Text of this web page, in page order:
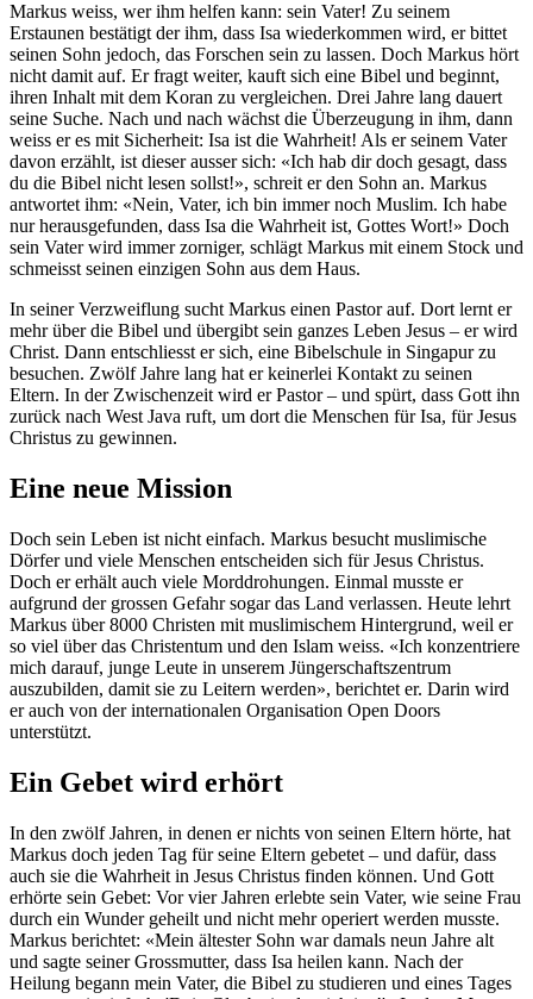
Markus weiss, wer ihm helfen kann: sein Vater! Zu seinem
Erstaunen bestätigt der ihm, dass Isa wiederkommen wird, er bittet
seinen Sohn jedoch, das Forschen sein zu lassen. Doch Markus hört
nicht damit auf. Er fragt weiter, kauft sich eine Bibel und beginnt,
ihren Inhalt mit dem Koran zu vergleichen. Drei Jahre lang dauert
seine Suche. Nach und nach wächst die Überzeugung in ihm, dann
weiss er es mit Sicherheit: Isa ist die Wahrheit! Als er seinem Vater
davon erzählt, ist dieser ausser sich: «Ich hab dir doch gesagt, dass
du die Bibel nicht lesen sollst!», schreit er den Sohn an. Markus
antwortet ihm: «Nein, Vater, ich bin immer noch Muslim. Ich habe
nur herausgefunden, dass Isa die Wahrheit ist, Gottes Wort!» Doch
sein Vater wird immer zorniger, schlägt Markus mit einem Stock und
schmeisst seinen einzigen Sohn aus dem Haus.
In seiner Verzweiflung sucht Markus einen Pastor auf. Dort lernt er
mehr über die Bibel und übergibt sein ganzes Leben Jesus – er wird
Christ. Dann entschliesst er sich, eine Bibelschule in Singapur zu
besuchen. Zwölf Jahre lang hat er keinerlei Kontakt zu seinen
Eltern. In der Zwischenzeit wird er Pastor – und spürt, dass Gott ihn
zurück nach West Java ruft, um dort die Menschen für Isa, für Jesus
Christus zu gewinnen.
Eine neue Mission
Doch sein Leben ist nicht einfach. Markus besucht muslimische
Dörfer und viele Menschen entscheiden sich für Jesus Christus.
Doch er erhält auch viele Morddrohungen. Einmal musste er
aufgrund der grossen Gefahr sogar das Land verlassen. Heute lehrt
Markus über 8000 Christen mit muslimischem Hintergrund, weil er
so viel über das Christentum und den Islam weiss. «Ich konzentriere
mich darauf, junge Leute in unserem Jüngerschaftszentrum
auszubilden, damit sie zu Leitern werden», berichtet er. Darin wird
er auch von der internationalen Organisation Open Doors
unterstützt.
Ein Gebet wird erhört
In den zwölf Jahren, in denen er nichts von seinen Eltern hörte, hat
Markus doch jeden Tag für seine Eltern gebetet – und dafür, dass
auch sie die Wahrheit in Jesus Christus finden können. Und Gott
erhörte sein Gebet: Vor vier Jahren erlebte sein Vater, wie seine Frau
durch ein Wunder geheilt und nicht mehr operiert werden musste.
Markus berichtet: «Mein ältester Sohn war damals neun Jahre alt
und sagte seiner Grossmutter, dass Isa heilen kann. Nach der
Heilung begann mein Vater, die Bibel zu studieren und eines Tages